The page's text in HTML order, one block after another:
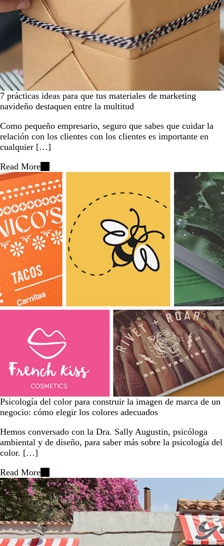
7 prácticas ideas para que tus materiales de marketing
navideño destaquen entre la multitud
Como pequeño empresario, seguro que sabes que cuidar la
relación con los clientes con los clientes es importante en
cualquier […]
Read More
Psicología del color para construir la imagen de marca de un
negocio: cómo elegir los colores adecuados
Hemos conversado con la Dra. Sally Augustin, psicóloga
ambiental y de diseño, para saber más sobre la psicología del
color. […]
Read More